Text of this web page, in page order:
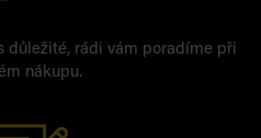
důležité, rádi vám poradíme při
nákupu.